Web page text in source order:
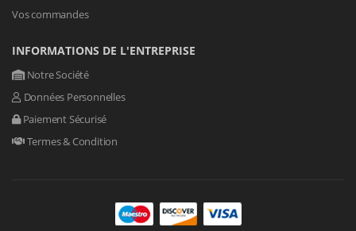
Vos commandes
INFORMATIONS DE L'ENTREPRISE
Notre Société
Données Personnelles
Paiement Sécurisé
Termes & Condition